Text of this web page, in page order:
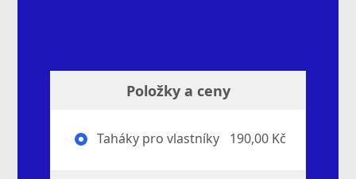
Položky a ceny
Taháky pro vlastníky 190,00 Kč